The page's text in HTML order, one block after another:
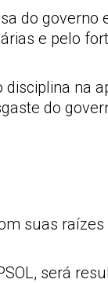
do
e pelo
na
do
suas
será